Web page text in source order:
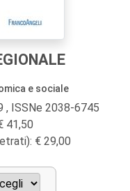
e sociale
, ISSNe 2038-6745
41,50
€ 29,00